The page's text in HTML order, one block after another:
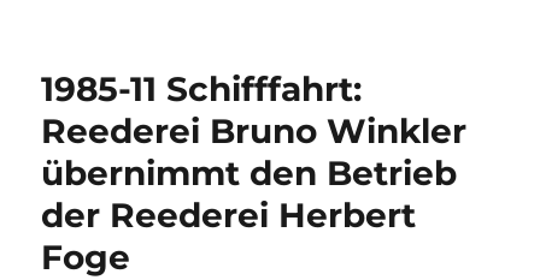
1985-11 Schifffahrt:
Reederei Bruno Winkler
übernimmt den Betrieb
der Reederei Herbert
Foge